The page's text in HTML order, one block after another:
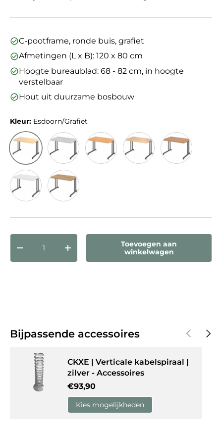
C-pootframe, ronde buis, grafiet
Afmetingen (L x B): 120 x 80 cm
Hoogte bureaublad: 68 - 82 cm, in hoogte
verstelbaar
Hout uit duurzame bosbouw
Kleur: Esdoorn/Grafiet
Esdoorn/GrafietGrijs/Grafiet
Verlaag de hoeveelheidVerhoog de hoeveelheid
Toevoegen aan
winkelwagen
Bijpassende accessoires Vorige
CKXE | Verticale kabelspiraal |
zilver - Accessoires
Reguliere prijs
€93,90
Kies mogelijkheden